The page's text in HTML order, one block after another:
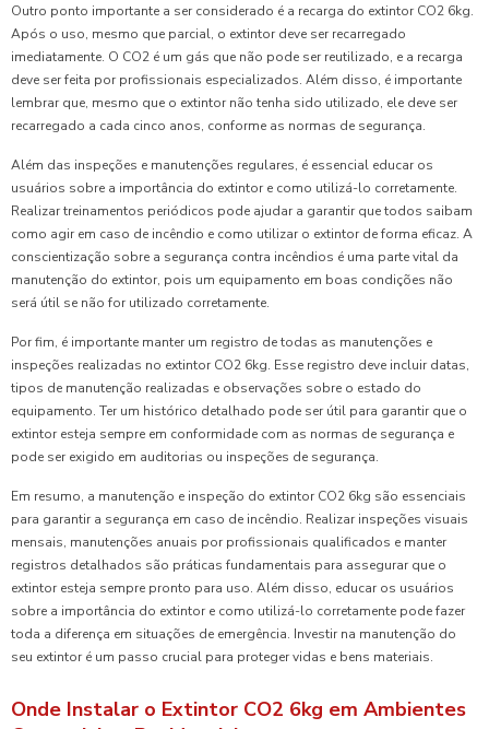
Outro ponto importante a ser considerado é a recarga do extintor CO2 6kg.
Após o uso, mesmo que parcial, o extintor deve ser recarregado
imediatamente. O CO2 é um gás que não pode ser reutilizado, e a recarga
deve ser feita por profissionais especializados. Além disso, é importante
lembrar que, mesmo que o extintor não tenha sido utilizado, ele deve ser
recarregado a cada cinco anos, conforme as normas de segurança.
Além das inspeções e manutenções regulares, é essencial educar os
usuários sobre a importância do extintor e como utilizá-lo corretamente.
Realizar treinamentos periódicos pode ajudar a garantir que todos saibam
como agir em caso de incêndio e como utilizar o extintor de forma eficaz. A
conscientização sobre a segurança contra incêndios é uma parte vital da
manutenção do extintor, pois um equipamento em boas condições não
será útil se não for utilizado corretamente.
Por fim, é importante manter um registro de todas as manutenções e
inspeções realizadas no extintor CO2 6kg. Esse registro deve incluir datas,
tipos de manutenção realizadas e observações sobre o estado do
equipamento. Ter um histórico detalhado pode ser útil para garantir que o
extintor esteja sempre em conformidade com as normas de segurança e
pode ser exigido em auditorias ou inspeções de segurança.
Em resumo, a manutenção e inspeção do extintor CO2 6kg são essenciais
para garantir a segurança em caso de incêndio. Realizar inspeções visuais
mensais, manutenções anuais por profissionais qualificados e manter
registros detalhados são práticas fundamentais para assegurar que o
extintor esteja sempre pronto para uso. Além disso, educar os usuários
sobre a importância do extintor e como utilizá-lo corretamente pode fazer
toda a diferença em situações de emergência. Investir na manutenção do
seu extintor é um passo crucial para proteger vidas e bens materiais.
Onde Instalar o Extintor CO2 6kg em Ambientes